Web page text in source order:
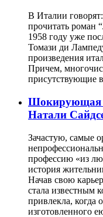
В Италии
прочитать роман
1958 году уже
Томази ди
произведения
Причем,
присутствующие
Шокирующая
Натали
Зачастую, самые
профессию «из
история
Начав свою
стала известным
привлекла, когда
изготовленного